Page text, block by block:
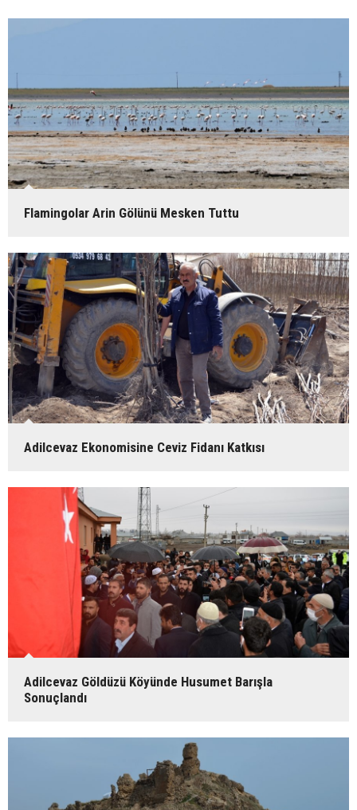
Flamingolar Arin Gölünü Mesken Tuttu
Adilcevaz Ekonomisine Ceviz Fidanı Katkısı
Adilcevaz Göldüzü Köyünde Husumet Barışla
Sonuçlandı